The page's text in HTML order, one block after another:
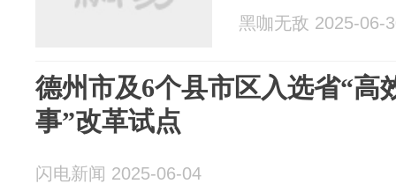
黑咖无敌 2025-06-
德州市及6个县市区入选省“高
事”改革试点
闪电新闻 2025-06-04